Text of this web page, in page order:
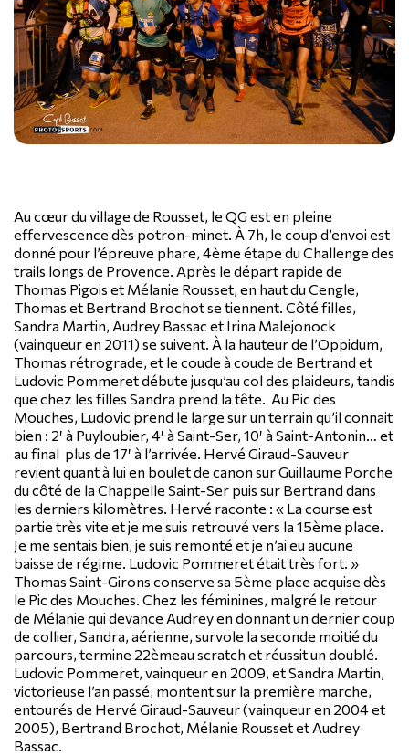
Au cœur du village de Rousset, le QG est en pleine
effervescence dès potron-minet. À 7h, le coup d’envoi est
donné pour l’épreuve phare, 4ème étape du Challenge des
trails longs de Provence. Après le départ rapide de
Thomas Pigois et Mélanie Rousset, en haut du Cengle,
Thomas et Bertrand Brochot se tiennent. Côté filles,
Sandra Martin, Audrey Bassac et Irina Malejonock
(vainqueur en 2011) se suivent. À la hauteur de l’Oppidum,
Thomas rétrograde, et le coude à coude de Bertrand et
Ludovic Pommeret débute jusqu’au col des plaideurs, tandis
que chez les filles Sandra prend la tête. Au Pic des
Mouches, Ludovic prend le large sur un terrain qu’il connait
bien : 2′ à Puyloubier, 4′ à Saint-Ser, 10′ à Saint-Antonin… et
au final plus de 17′ à l’arrivée. Hervé Giraud-Sauveur
revient quant à lui en boulet de canon sur Guillaume Porche
du côté de la Chappelle Saint-Ser puis sur Bertrand dans
les derniers kilomètres. Hervé raconte : « La course est
partie très vite et je me suis retrouvé vers la 15ème place.
Je me sentais bien, je suis remonté et je n’ai eu aucune
baisse de régime. Ludovic Pommeret était très fort. »
Thomas Saint-Girons conserve sa 5ème place acquise dès
le Pic des Mouches. Chez les féminines, malgré le retour
de Mélanie qui devance Audrey en donnant un dernier coup
de collier, Sandra, aérienne, survole la seconde moitié du
parcours, termine 22èmeau scratch et réussit un doublé.
Ludovic Pommeret, vainqueur en 2009, et Sandra Martin,
victorieuse l’an passé, montent sur la première marche,
entourés de Hervé Giraud-Sauveur (vainqueur en 2004 et
2005), Bertrand Brochot, Mélanie Rousset et Audrey
Bassac.